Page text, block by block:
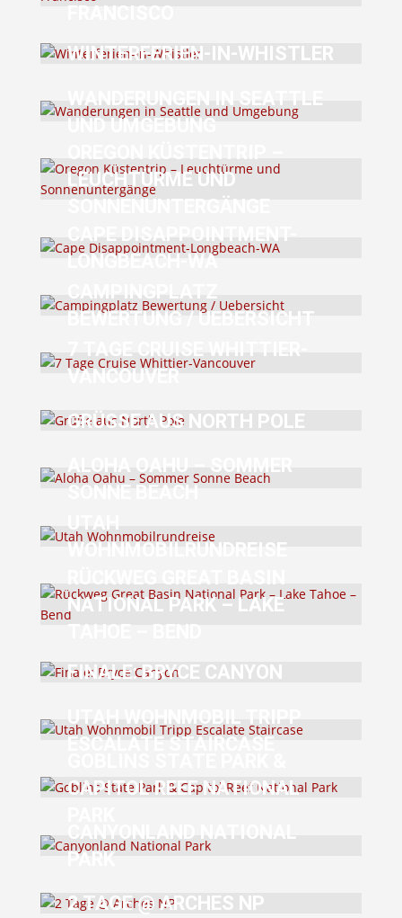
FRANCISCO
WINTERFERIEN-IN-WHISTLER
WANDERUNGEN IN SEATTLE
UND UMGEBUNG
OREGON KÜSTENTRIP –
LEUCHTÜRME UND
SONNENUNTERGÄNGE
CAPE DISAPPOINTMENT-
LONGBEACH-WA
CAMPINGPLATZ
BEWERTUNG / UEBERSICHT
7 TAGE CRUISE WHITTIER-
VANCOUVER
GRÜSSE AUS NORTH POLE
ALOHA OAHU – SOMMER
SONNE BEACH
UTAH
WOHNMOBILRUNDREISE
NATIONAL PARK – LAKE
TAHOE – BEND
FINALE: BRYCE CANYON
UTAH WOHNMOBIL TRIPP
ESCALATE STAIRCASE
CAPITOL REEF NATIONAL
CANYONLAND NATIONAL
PARK
2 TAGE @ ARCHES NP